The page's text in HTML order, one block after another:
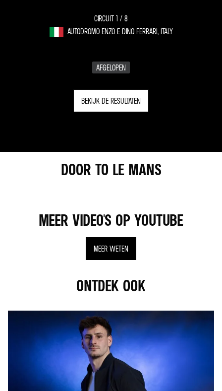
CIRCUIT 1 / 8
AUTODROMO ENZO E DINO FERRARI, ITALY
AFGELOPEN
BEKIJK DE RESULTATEN
DOOR TO LE MANS
MEER VIDEO'S OP YOUTUBE
MEER WETEN
ONTDEK OOK